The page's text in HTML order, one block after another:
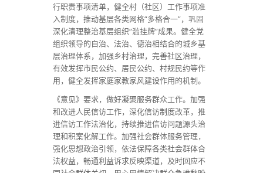
行职责事项清单，健全村（社区）工作事项准
入制度，推动基层各类网格“多格合一”，巩固
深化清理整治基层组织“滥挂牌”成果。健全党
组织领导的自治、法治、德治相结合的城乡基
层治理体系，加强乡村治理，完善社区治理，
有效发挥市民公约、居民公约、村规民约等作
用，健全发挥家庭家教家风建设作用的机制。
《意见》要求，做好凝聚服务群众工作。加强
和改进人民信访工作，深化信访制度改革，推
进信访工作法治化，持续推进信访问题源头治
理和积案化解工作。加强社会群体服务管理，
强化思想政治引领，依法保障各类社会群体合
法权益，畅通利益诉求反映渠道，及时回应不